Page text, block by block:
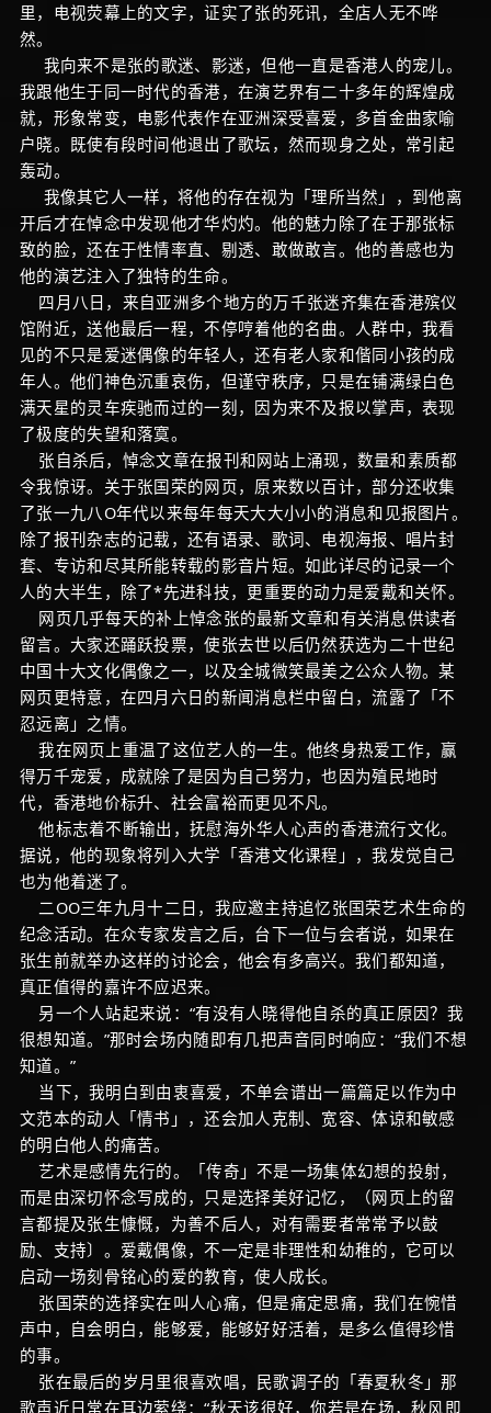
里，电视荧幕上的文字，证实了张的死讯，全店人无不哗
然。
我向来不是张的歌迷、影迷，但他一直是香港人的宠儿。
我跟他生于同一时代的香港，在演艺界有二十多年的辉煌成
就，形象常变，电影代表作在亚洲深受喜爱，多首金曲家喻
户晓。既使有段时间他退出了歌坛，然而现身之处，常引起
轰动。
我像其它人一样，将他的存在视为「理所当然」，到他离
开后才在悼念中发现他才华灼灼。他的魅力除了在于那张标
致的脸，还在于性情率直、剔透、敢做敢言。他的善感也为
他的演艺注入了独特的生命。
四月八日，来自亚洲多个地方的万千张迷齐集在香港殡仪
馆附近，送他最后一程，不停哼着他的名曲。人群中，我看
见的不只是爱迷偶像的年轻人，还有老人家和偕同小孩的成
年人。他们神色沉重哀伤，但谨守秩序，只是在铺满绿白色
满天星的灵车疾驰而过的一刻，因为来不及报以掌声，表现
了极度的失望和落寞。
张自杀后，悼念文章在报刊和网站上涌现，数量和素质都
令我惊讶。关于张国荣的网页，原来数以百计，部分还收集
了张一九八O年代以来每年每天大大小小的消息和见报图片。
除了报刊杂志的记载，还有语录、歌词、电视海报、唱片封
套、专访和尽其所能转载的影音片短。如此详尽的记录一个
人的大半生，除了*先进科技，更重要的动力是爱戴和关怀。
网页几乎每天的补上悼念张的最新文章和有关消息供读者
留言。大家还踊跃投票，使张去世以后仍然获选为二十世纪
中国十大文化偶像之一，以及全城微笑最美之公众人物。某
网页更特意，在四月六日的新闻消息栏中留白，流露了「不
忍远离」之情。
我在网页上重温了这位艺人的一生。他终身热爱工作，赢
得万千宠爱，成就除了是因为自己努力，也因为殖民地时
代，香港地价标升、社会富裕而更见不凡。
他标志着不断输出，抚慰海外华人心声的香港流行文化。
据说，他的现象将列入大学「香港文化课程」，我发觉自己
也为他着迷了。
二OO三年九月十二日，我应邀主持追忆张国荣艺术生命的
纪念活动。在众专家发言之后，台下一位与会者说，如果在
张生前就举办这样的讨论会，他会有多高兴。我们都知道，
真正值得的嘉许不应迟来。
另一个人站起来说：“有没有人晓得他自杀的真正原因？我
很想知道。”那时会场内随即有几把声音同时响应：“我们不想
知道。”
当下，我明白到由衷喜爱，不单会谱出一篇篇足以作为中
文范本的动人「情书」，还会加人克制、宽容、体谅和敏感
的明白他人的痛苦。
艺术是感情先行的。「传奇」不是一场集体幻想的投射，
而是由深切怀念写成的，只是选择美好记忆，（网页上的留
言都提及张生慷慨，为善不后人，对有需要者常常予以鼓
励、支持〕。爱戴偶像，不一定是非理性和幼稚的，它可以
启动一场刻骨铭心的爱的教育，使人成长。
张国荣的选择实在叫人心痛，但是痛定思痛，我们在惋惜
声中，自会明白，能够爱，能够好好活着，是多么值得珍惜
的事。
张在最后的岁月里很喜欢唱，民歌调子的「春夏秋冬」那
歌声近日常在耳边萦绕：“秋天该很好，你若是在场，秋风即